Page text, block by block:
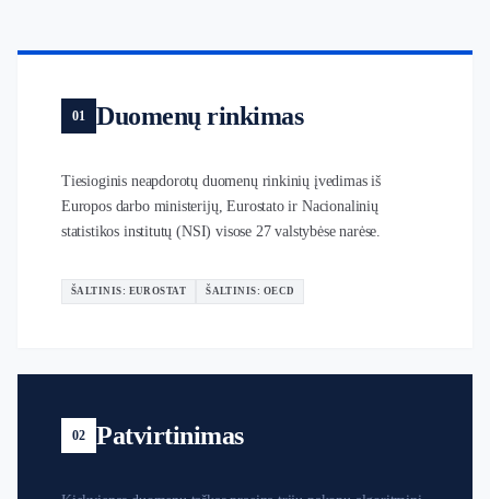
01 Duomenų rinkimas
Tiesioginis neapdorotų duomenų rinkinių įvedimas iš
Europos darbo ministerijų, Eurostato ir Nacionalinių
statistikos institutų (NSI) visose 27 valstybėse narėse.
ŠALTINIS: EUROSTAT ŠALTINIS: OECD
02 Patvirtinimas